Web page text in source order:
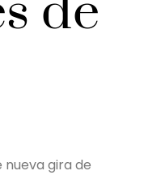
gira de